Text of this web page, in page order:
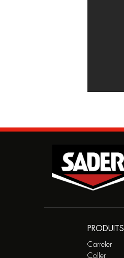
PRODUITS
Carreler
Coller